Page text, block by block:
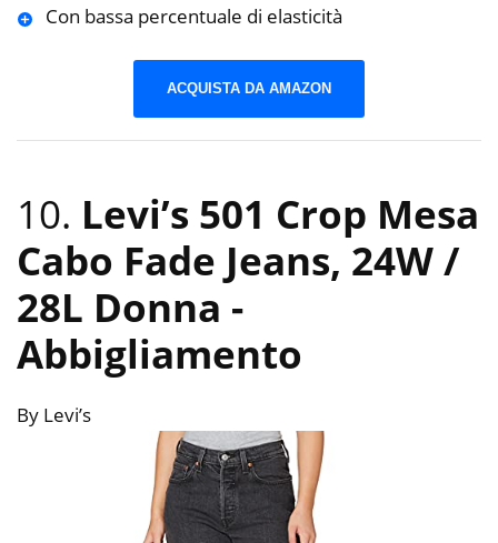
Con bassa percentuale di elasticità
ACQUISTA DA AMAZON
10. Levi’s 501 Crop Mesa
Cabo Fade Jeans, 24W /
28L Donna -
Abbigliamento
By Levi’s